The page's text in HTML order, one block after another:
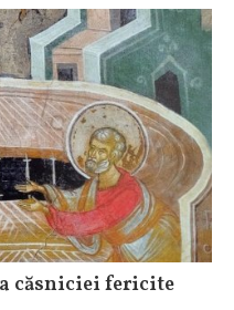
căsniciei fericite